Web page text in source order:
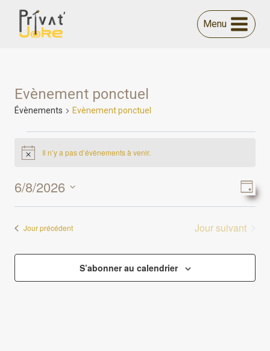
Aller
contenu
Menu
Evènement ponctuel
Évènements Evènement ponctuel
Évènements
6
août
Notice Il n’y a pas d’évènements à venir.
de
Jour
6/8/2026
Sélectionnez
Jour précédent Jour suivant
S’abonner au calendrier